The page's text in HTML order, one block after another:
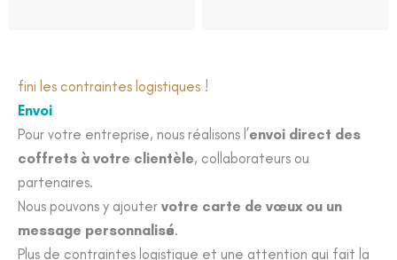
fini les contraintes logistiques !
Envoi
Pour votre entreprise, nous réalisons l’envoi direct des
coffrets à votre clientèle, collaborateurs ou
partenaires.
Nous pouvons y ajouter votre carte de vœux ou un
message personnalisé.
Plus de contraintes logistique et une attention qui fait la